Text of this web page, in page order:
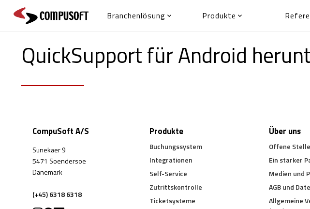
Branchenlösung  Produkte 
QuickSupport für Android
CompuSoft A/S
Sunekaer 9
5471 Soendersoe
Dänemark
(+45) 6318 6318
Produkte
Buchungssystem
Integrationen
Self-Service
Zutrittskontrolle
Ticketsysteme
Über uns
Offene
Ein starker
Medien und
AGB und
Allgemeine